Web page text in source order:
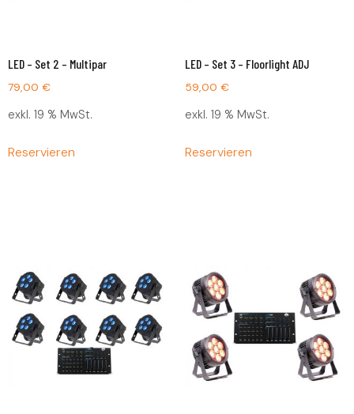
LED – Set 2 – Multipar
79,00 €
exkl. 19 % MwSt.
Reservieren
LED – Set 3 – Floorlight ADJ
59,00 €
exkl. 19 % MwSt.
Reservieren